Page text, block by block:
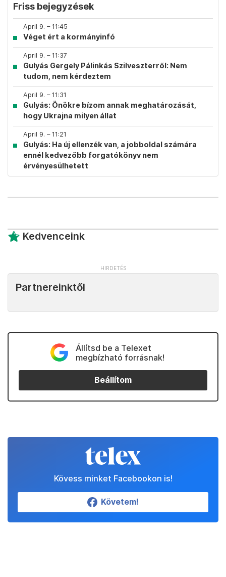
Friss bejegyzések
April 9. – 11:45
Véget ért a kormányinfó
April 9. – 11:37
Gulyás Gergely Pálinkás Szilveszterről: Nem
tudom, nem kérdeztem
April 9. – 11:31
Gulyás: Önökre bízom annak meghatározását,
hogy Ukrajna milyen állat
April 9. – 11:21
Gulyás: Ha új ellenzék van, a jobboldal számára
ennél kedvezőbb forgatókönyv nem
érvényesülhetett
Kedvenceink
Partnereinktől
Állítsd be a Telexet
megbízható forrásnak!
Beállítom
Kövess minket Facebookon is!
Követem!